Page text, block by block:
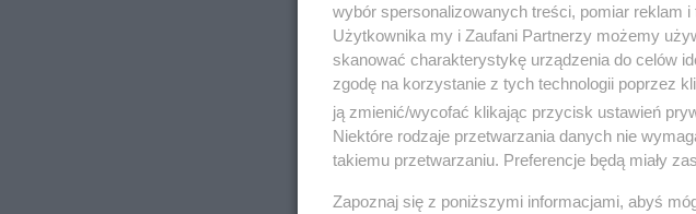
wybór spersonalizowanych treści, pomiar reklam
Użytkownika my i Zaufani Partnerzy możemy
skanować charakterystykę urządzenia do celów
zgodę na korzystanie z tych technologii poprzez
ją zmienić/wycofać klikając przycisk ustawień
Niektóre rodzaje przetwarzania danych nie
takiemu przetwarzaniu. Preferencje będą miały
Zapoznaj się z poniższymi informacjami, abyś